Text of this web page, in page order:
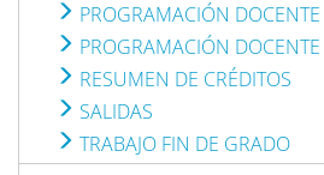
PROGRAMACIÓN
PROGRAMACIÓN
RESUMEN DE CRÉDITOS
SALIDAS
TRABAJO FIN DE GRADO